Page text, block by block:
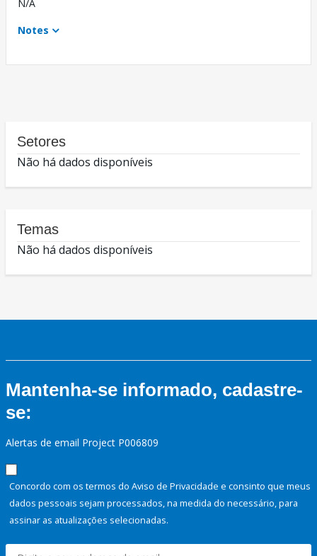
N/A
Notes
Setores
Não há dados disponíveis
Temas
Não há dados disponíveis
Mantenha-se informado, cadastre-
se:
Alertas de email Project P006809
Concordo com os termos do Aviso de Privacidade e consinto que meus
dados pessoais sejam processados, na medida do necessário, para
assinar as atualizações selecionadas.